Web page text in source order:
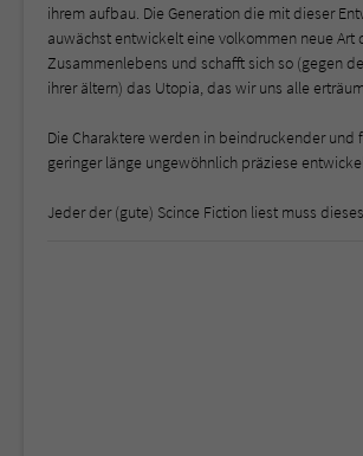
ihrem aufbau. Die Generation die mit dieser
auwächst entwickelt eine volkommen neue Art
Zusammenlebens und schafft sich so (gegen
ihrer ältern) das Utopia, das wir uns alle
Die Charaktere werden in beindruckender und
geringer länge ungewöhnlich präziese
Jeder der (gute) Scince Fiction liest muss